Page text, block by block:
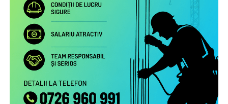
Proiectul include următoarele activități:
Studiu la nivel european privind patternurile de relaționare,
practicile de exercitare a rolului parental la distanță și
nevoile de sprijin ale familiilor transnaționale, în special ale
părinților români aflați la muncă în străinătate.
Campanie de informare și conștientizare cu privire la